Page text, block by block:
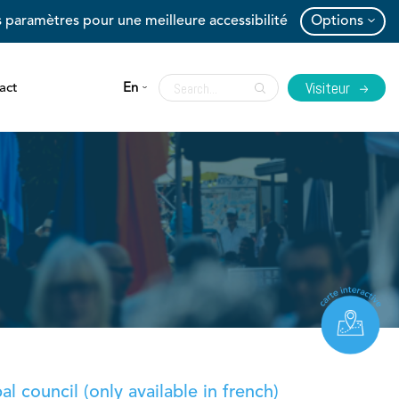
paramètres pour une meilleure accessibilité Options
En Visiteur
council (only available in french)